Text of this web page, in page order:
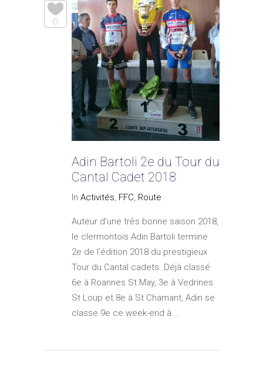
0
Adin Bartoli 2e du Tour du
Cantal Cadet 2018
In Activités, FFC, Route
Auteur d'une très bonne saison 2018,
le clermontois Adin Bartoli termine
2e de l'édition 2018 du prestigieux
Tour du Cantal cadets. Déjà classé
6e à Roannes St May, 3e à Vedrines
St Loup et 8e à St Chamant, Adin se
classe 9e ce week-end à...